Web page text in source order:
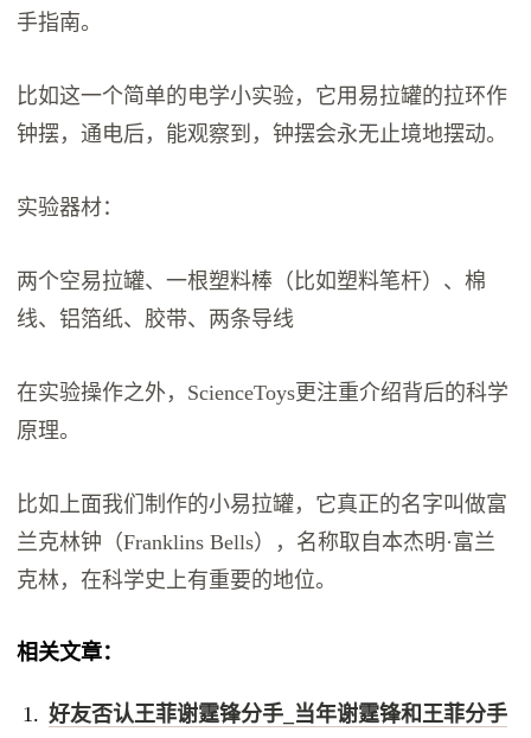
手指南。
比如这一个简单的电学小实验，它用易拉罐的拉环作
钟摆，通电后，能观察到，钟摆会永无止境地摆动。
实验器材：
两个空易拉罐、一根塑料棒（比如塑料笔杆）、棉
线、铝箔纸、胶带、两条导线
在实验操作之外，ScienceToys更注重介绍背后的科学
原理。
比如上面我们制作的小易拉罐，它真正的名字叫做富
兰克林钟（Franklins Bells），名称取自本杰明·富兰
克林，在科学史上有重要的地位。
相关文章：
好友否认王菲谢霆锋分手_当年谢霆锋和王菲分手